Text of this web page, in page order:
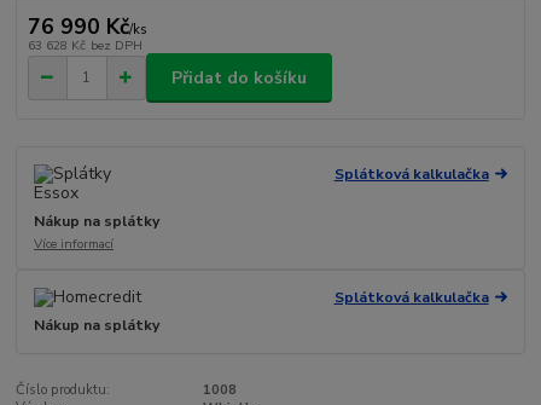
76 990 Kč/ks
63 628 Kč bez DPH
Přidat do košíku
Splátková kalkulačka
Nákup na splátky
Více informací
Splátková kalkulačka
Nákup na splátky
Číslo produktu:
1008